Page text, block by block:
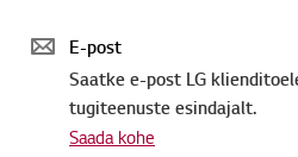
E-post
Saatke e-post LG
tugiteenuste esindajalt.
Saada kohe